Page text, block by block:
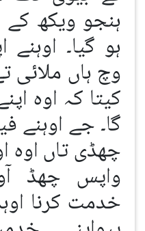
ہنجو ویکھ
ہو گیا۔
وچ ہاں ملائی
کیتا کہ اوہ
گا۔ جے اوہنے
چھڈی تاں اوہ
واپس چھڈ
خدمت کرنا